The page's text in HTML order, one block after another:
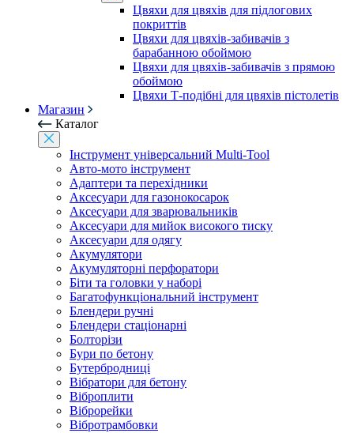
Цвяхи для цвяхів для підлогових
покриттів
Цвяхи для цвяхів-забивачів з
барабанною обоймою
Цвяхи для цвяхів-забивачів з прямою
обоймою
Цвяхи Т-подібні для цвяхів пістолетів
Магазин
Каталог
Інструмент універсальний Multi-Tool
Авто-мото інструмент
Адаптери та перехідники
Аксесуари для газонокосарок
Аксесуари для зварювальників
Аксесуари для мийок високого тиску
Аксесуари для одягу
Акумулятори
Акумуляторні перфоратори
Біти та головки у наборі
Багатофункціональний інструмент
Блендери ручні
Блендери стаціонарні
Болторізи
Бури по бетону
Бутербродниці
Вібратори для бетону
Віброплити
Віброрейки
Вібротрамбовки